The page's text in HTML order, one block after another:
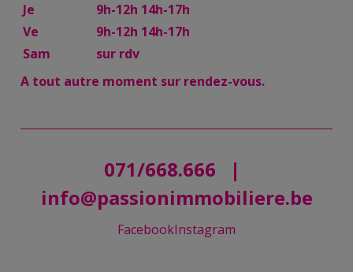
Je
9h-12h 14h-17h
Ve
9h-12h 14h-17h
Sam
sur rdv
A tout autre moment sur rendez-vous.
071/668.666
|
info@passionimmobiliere.be
FacebookInstagram